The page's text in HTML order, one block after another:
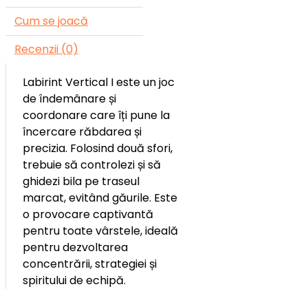
Cum se joacă
Recenzii (0)
Labirint Vertical I este un joc
de îndemânare și
coordonare care îți pune la
încercare răbdarea și
precizia. Folosind două sfori,
trebuie să controlezi și să
ghidezi bila pe traseul
marcat, evitând găurile. Este
o provocare captivantă
pentru toate vârstele, ideală
pentru dezvoltarea
concentrării, strategiei și
spiritului de echipă.